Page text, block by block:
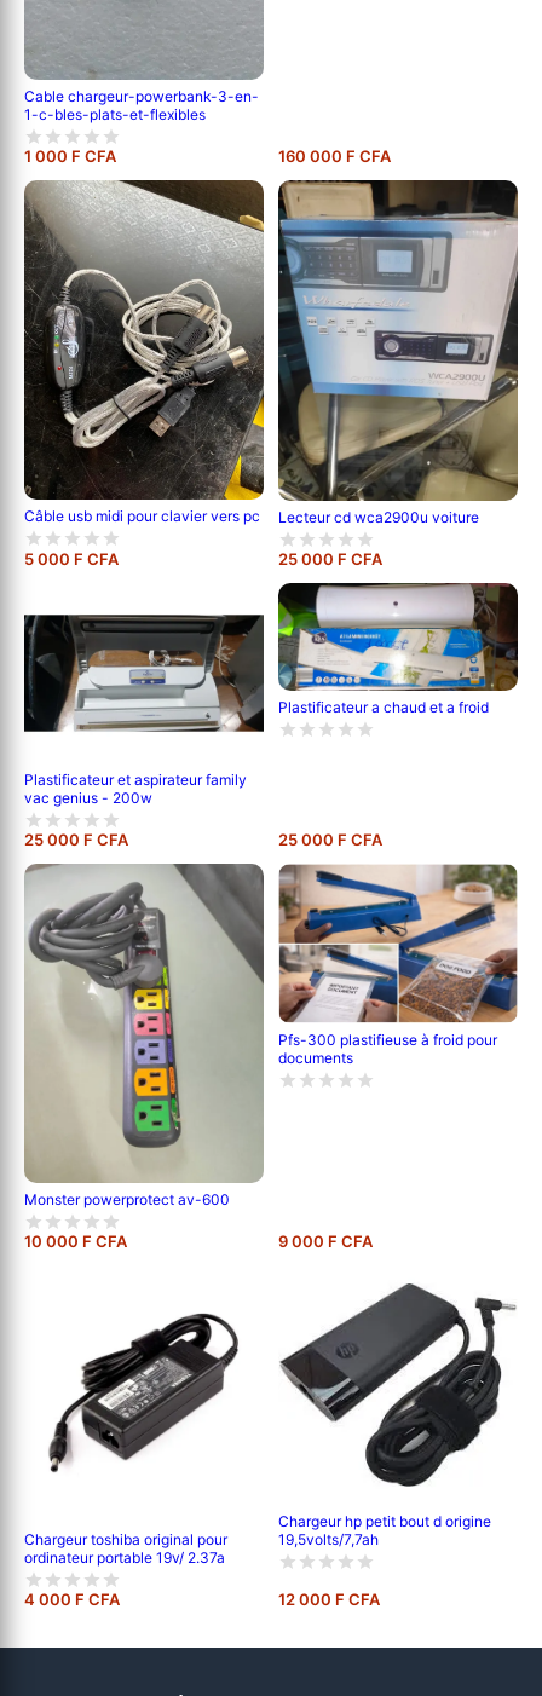
Cable chargeur-powerbank-3-en-
1-c-bles-plats-et-flexibles
1 000 F CFA 160 000 F CFA
Câble usb midi pour clavier vers pc
5 000 F CFA
Lecteur cd wca2900u voiture
25 000 F CFA
Plastificateur et aspirateur family
vac genius - 200w
25 000 F CFA
Plastificateur a chaud et a froid
25 000 F CFA
Monster powerprotect av-600
10 000 F CFA
Pfs-300 plastifieuse à froid pour
documents
9 000 F CFA
Chargeur toshiba original pour
ordinateur portable 19v/ 2.37a
4 000 F CFA
Chargeur hp petit bout d origine
19,5volts/7,7ah
12 000 F CFA